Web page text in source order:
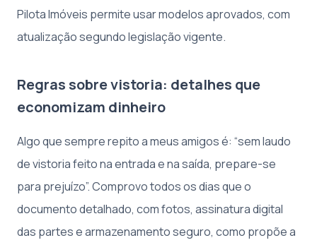
Pilota Imóveis permite usar modelos aprovados, com
atualização segundo legislação vigente.
Regras sobre vistoria: detalhes que
economizam dinheiro
Algo que sempre repito a meus amigos é: “sem laudo
de vistoria feito na entrada e na saída, prepare-se
para prejuízo”. Comprovo todos os dias que o
documento detalhado, com fotos, assinatura digital
das partes e armazenamento seguro, como propõe a